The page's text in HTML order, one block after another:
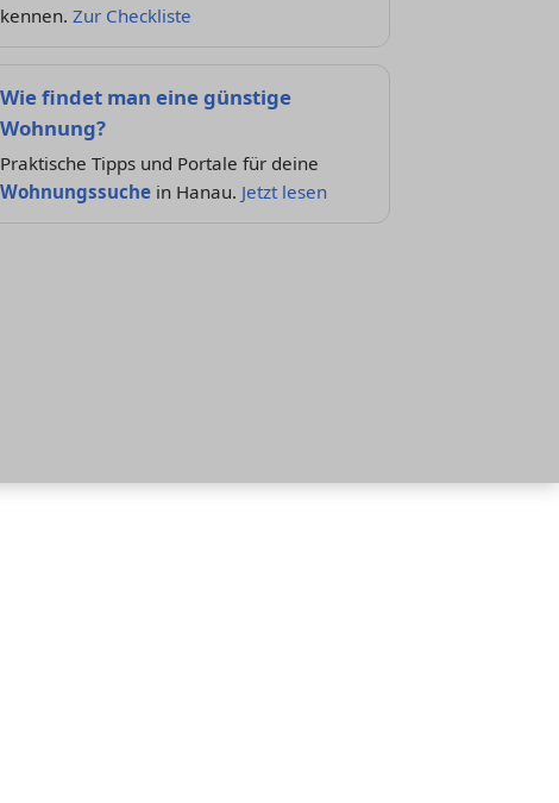
kennen. Zur Checkliste
Wie findet man eine günstige
Wohnung?
Praktische Tipps und Portale für deine
Wohnungssuchein Hanau. Jetzt lesen